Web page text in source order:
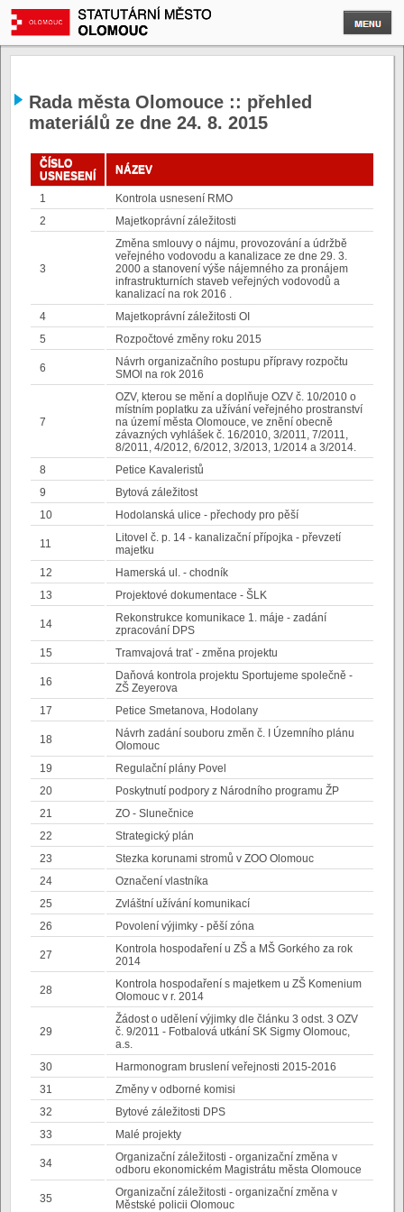
Rada města Olomouce :: přehled
materiálů ze dne 24. 8. 2015
ČÍSLO
USNESENÍ
NÁZEV
1
Kontrola usnesení RMO
2
Majetkoprávní záležitosti
3
Změna smlouvy o nájmu, provozování a údržbě
veřejného vodovodu a kanalizace ze dne 29. 3.
2000 a stanovení výše nájemného za pronájem
infrastrukturních staveb veřejných vodovodů a
kanalizací na rok 2016 .
4
Majetkoprávní záležitosti OI
5
Rozpočtové změny roku 2015
6
Návrh organizačního postupu přípravy rozpočtu
SMOl na rok 2016
7
OZV, kterou se mění a doplňuje OZV č. 10/2010 o
místním poplatku za užívání veřejného prostranství
na území města Olomouce, ve znění obecně
závazných vyhlášek č. 16/2010, 3/2011, 7/2011,
8/2011, 4/2012, 6/2012, 3/2013, 1/2014 a 3/2014.
8
Petice Kavaleristů
9
Bytová záležitost
10
Hodolanská ulice - přechody pro pěší
11
Litovel č. p. 14 - kanalizační přípojka - převzetí
majetku
12
Hamerská ul. - chodník
13
Projektové dokumentace - ŠLK
14
Rekonstrukce komunikace 1. máje - zadání
zpracování DPS
15
Tramvajová trať - změna projektu
16
Daňová kontrola projektu Sportujeme společně -
ZŠ Zeyerova
17
Petice Smetanova, Hodolany
18
Návrh zadání souboru změn č. I Územního plánu
Olomouc
19
Regulační plány Povel
20
Poskytnutí podpory z Národního programu ŽP
21
ZO - Slunečnice
22
Strategický plán
23
Stezka korunami stromů v ZOO Olomouc
24
Označení vlastníka
25
Zvláštní užívání komunikací
26
Povolení výjimky - pěší zóna
27
Kontrola hospodaření u ZŠ a MŠ Gorkého za rok
2014
28
Kontrola hospodaření s majetkem u ZŠ Komenium
Olomouc v r. 2014
29
Žádost o udělení výjimky dle článku 3 odst. 3 OZV
č. 9/2011 - Fotbalová utkání SK Sigmy Olomouc,
a.s.
30
Harmonogram bruslení veřejnosti 2015-2016
31
Změny v odborné komisi
32
Bytové záležitosti DPS
33
Malé projekty
34
Organizační záležitosti - organizační změna v
odboru ekonomickém Magistrátu města Olomouce
35
Organizační záležitosti - organizační změna v
Městské policii Olomouc